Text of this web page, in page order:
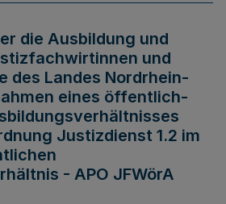
die Ausbildung und
und
des Landes Nordrhein-
eines öffentlich-
Justizdienst 1.2 im
- APO JFWörA